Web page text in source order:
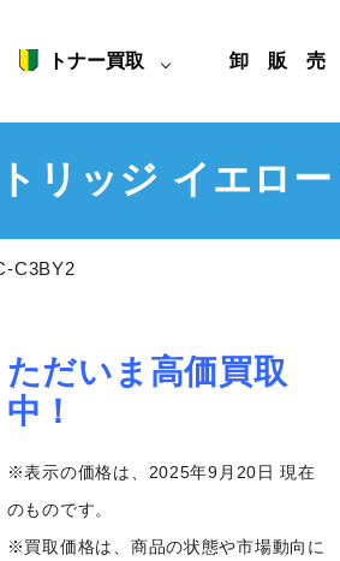
トナー買取 卸 販 売
リッジ イエロ
C3BY2
ただいま高価買取
中！
※表示の価格は、2025年9月20日 現在
のものです。
※買取価格は、商品の状態や市場動向に